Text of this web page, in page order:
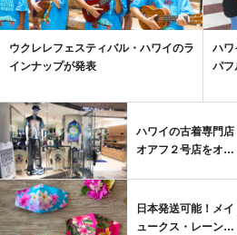
ウクレレフェスティバル・ハワイのラ
インナップが発表
ハワ
パフ
ハワイの古着専門
オアフ２号店をオ…
日本発送可能！メ
ュークス・レーン…